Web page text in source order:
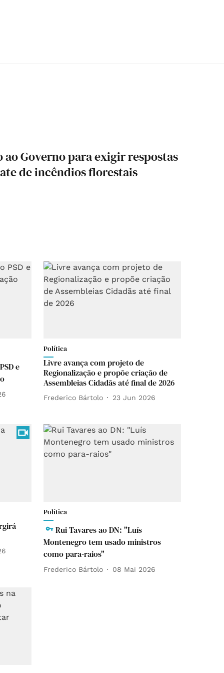
Governo para exigir respostas
de incêndios florestais
e
Política
Livre avança com projeto de
Regionalização e propõe criação de
Assembleias Cidadãs até final de 2026
Frederico Bártolo 23 Jun 2026
Política
Rui Tavares ao DN: "Luís
Montenegro tem usado ministros
como para-raios"
Frederico Bártolo 08 Mai 2026